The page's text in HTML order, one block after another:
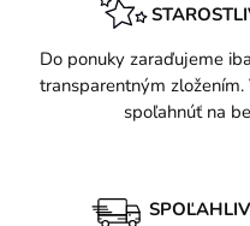
Do ponuky zaraďujeme
transparentným
spoľahnúť na